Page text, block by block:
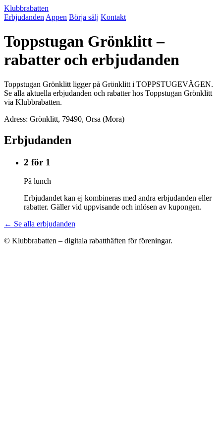
Klubbrabatten
Erbjudanden Appen Börja sälj Kontakt
Toppstugan Grönklitt –
rabatter och erbjudanden
Toppstugan Grönklitt ligger på Grönklitt i TOPPSTUGEVÄGEN.
Se alla aktuella erbjudanden och rabatter hos Toppstugan Grönklitt
via Klubbrabatten.
Adress: Grönklitt, 79490, Orsa (Mora)
Erbjudanden
2 för 1
På lunch
Erbjudandet kan ej kombineras med andra erbjudanden eller
rabatter. Gäller vid uppvisande och inlösen av kupongen.
← Se alla erbjudanden
© Klubbrabatten – digitala rabatthäften för föreningar.